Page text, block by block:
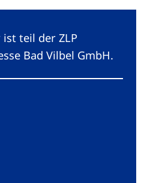
teil der ZLP
Bad Vilbel GmbH.